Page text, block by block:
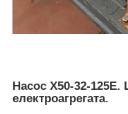
Насос Х50-32-125Е.
електроагрегата.